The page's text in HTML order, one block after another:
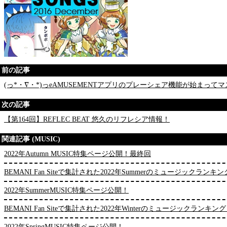
前の記事
(っ*・∇・*)っeAMUSEMENTアプリのプレーシェア機能が始まってマ
次の記事
【第164回】REFLEC BEAT 悠久のリフレシア情報！
関連記事 (MUSIC)
2022年Autumn MUSIC特集ページ公開！最終回
BEMANI Fan Siteで集計された2022年Summerのミュージックランキン
2022年SummerMUSIC特集ページ公開！
BEMANI Fan Siteで集計された2022年Winterのミュージックランキング